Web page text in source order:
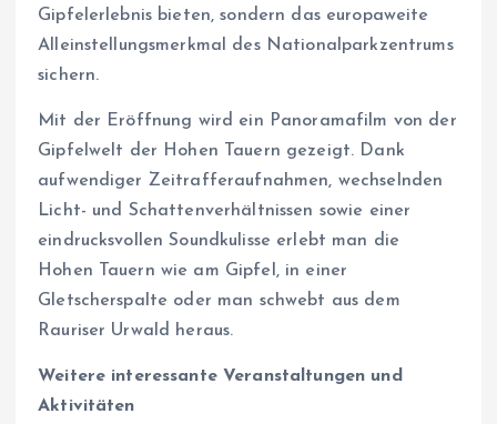
Gipfelerlebnis bieten, sondern das europaweite
Alleinstellungsmerkmal des Nationalparkzentrums
sichern.
Mit der Eröffnung wird ein Panoramafilm von der
Gipfelwelt der Hohen Tauern gezeigt. Dank
aufwendiger Zeitrafferaufnahmen, wechselnden
Licht- und Schattenverhältnissen sowie einer
eindrucksvollen Soundkulisse erlebt man die
Hohen Tauern wie am Gipfel, in einer
Gletscherspalte oder man schwebt aus dem
Rauriser Urwald heraus.
Weitere interessante Veranstaltungen und
Aktivitäten